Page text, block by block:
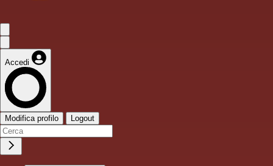
Accedi
Modifica profilo Logout